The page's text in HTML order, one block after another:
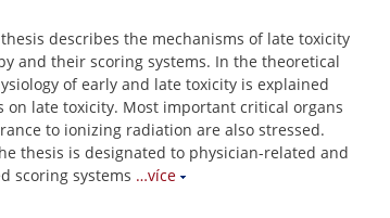
describes the mechanisms of late toxicity
and their scoring systems. In the theoretical
of early and late toxicity is explained
on late toxicity. Most important critical organs
to ionizing radiation are also stressed.
thesis is designated to physician-related and
scoring systems …více